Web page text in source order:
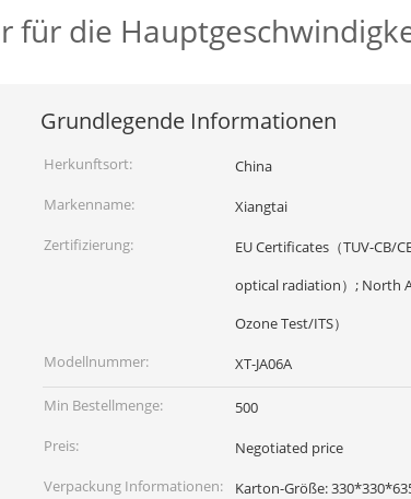
für die
Grundlegende Informationen
Herkunftsort:
China
Markenname:
Xiangtai
Zertifizierung:
EU Certificates（TUV-CB/
optical radiation）; North America Certificates（ETL+CETL
Ozone Test/ITS）
Modellnummer:
XT-JA06A
Min Bestellmenge:
500
Preis:
Negotiated price
Verpackung Informationen:
Karton-Größe: